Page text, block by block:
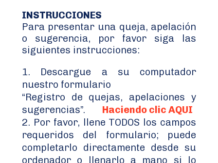
INSTRUCCIONES
Para presentar una queja, apelación
o sugerencia, por favor siga las
siguientes instrucciones:
Descargue a su computador
nuestro formulario
“Registro de quejas, apelaciones y
sugerencias”.
Haciendo clic AQUI
Por favor, llene TODOS los campos
requeridos del formulario; puede
completarlo directamente desde su
ordenador o llenarlo a mano si lo